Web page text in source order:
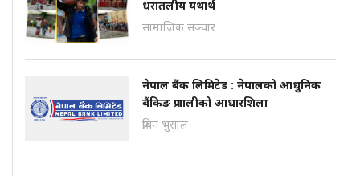
धरातलीय यथार्थ
सामाजिक सञ्चार
नेपाल बैंक लिमिटेड : नेपालको आधुनिक
बैंकिङ प्रणालीको आधारशिला
प्रबिन भुसाल